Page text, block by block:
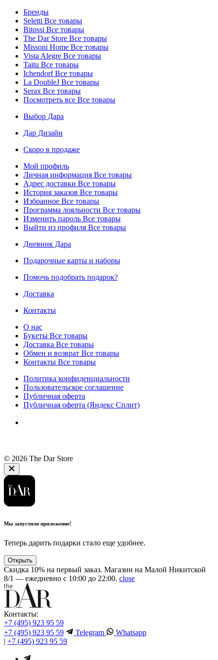
Бренды
Seletti Все товары
Bitossi Все товары
The Dar Store Все товары
Missoni Home Все товары
Vista Alegre Все товары
Taitu Все товары
IchendorfВсе товары
La DoubleJ Все товары
Serax Все товары
Посмотреть все Все товары
Выбор Дара
Дар Дизайн
Скоро в продаже
Мой профиль
Личная информация Все товары
Адрес доставки Все товары
История заказов Все товары
Избранное Все товары
Программа лояльности Все товары
Изменить пароль Все товары
Выйти из профиля Все товары
Дневник Дара
Подарочные карты и наборы
Помочь подобрать подарок?
Доставка
Контакты
О нас
Букеты Все товары
Доставка Все товары
Обмен и возврат Все товары
Контакты Все товары
Политика конфиденциальности
Пользовательское соглашение
Публичная оферта
Публичная оферта (Яндекс Сплит)
© 2026 The Dar Store
Мы запустили приложение!
Теперь дарить подарки стало еще удобнее.
Открыть
Скидка 10% на первый заказ. Магазин на Малой Никитской
8/1 — ежедневно с 10:00 до 22:00. close
Контакты:
+7 (495) 923 95 59
+7 (495) 923 95 59
Telegram
Whatsapp
| +7 (495) 923 95 59